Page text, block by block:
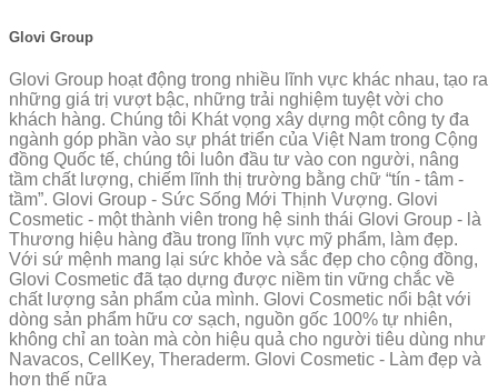
Glovi Group
Glovi Group hoạt động trong nhiều lĩnh vực khác nhau, tạo ra
những giá trị vượt bậc, những trải nghiệm tuyệt vời cho
khách hàng. Chúng tôi Khát vọng xây dựng một công ty đa
ngành góp phần vào sự phát triển của Việt Nam trong Cộng
đồng Quốc tế, chúng tôi luôn đầu tư vào con người, nâng
tầm chất lượng, chiếm lĩnh thị trường bằng chữ “tín - tâm -
tầm”. Glovi Group - Sức Sống Mới Thịnh Vượng. Glovi
Cosmetic - một thành viên trong hệ sinh thái Glovi Group - là
Thương hiệu hàng đầu trong lĩnh vực mỹ phẩm, làm đẹp.
Với sứ mệnh mang lại sức khỏe và sắc đẹp cho cộng đồng,
Glovi Cosmetic đã tạo dựng được niềm tin vững chắc về
chất lượng sản phẩm của mình. Glovi Cosmetic nổi bật với
dòng sản phẩm hữu cơ sạch, nguồn gốc 100% tự nhiên,
không chỉ an toàn mà còn hiệu quả cho người tiêu dùng như
Navacos, CellKey, Theraderm. Glovi Cosmetic - Làm đẹp và
hơn thế nữa